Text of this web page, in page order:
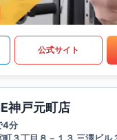
公式サイト
神戸元町店
4分
３丁目８－１３ 三澤ビル